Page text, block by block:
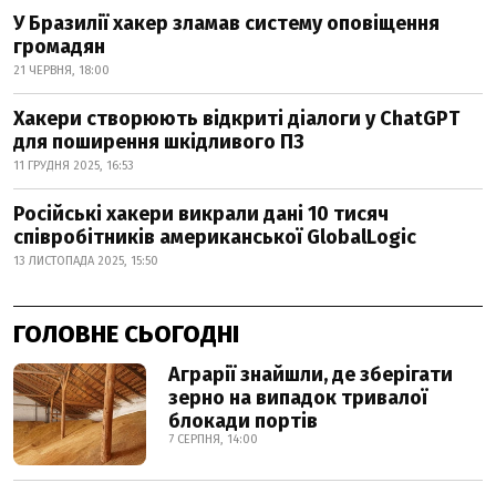
У Бразилії хакер зламав систему оповіщення
громадян
21 ЧЕРВНЯ, 18:00
Хакери створюють відкриті діалоги у ChatGPT
для поширення шкідливого ПЗ
11 ГРУДНЯ 2025, 16:53
Російські хакери викрали дані 10 тисяч
співробітників американської GlobalLogic
13 ЛИСТОПАДА 2025, 15:50
ГОЛОВНЕ СЬОГОДНІ
Аграрії знайшли, де зберігати
зерно на випадок тривалої
блокади портів
7 СЕРПНЯ, 14:00